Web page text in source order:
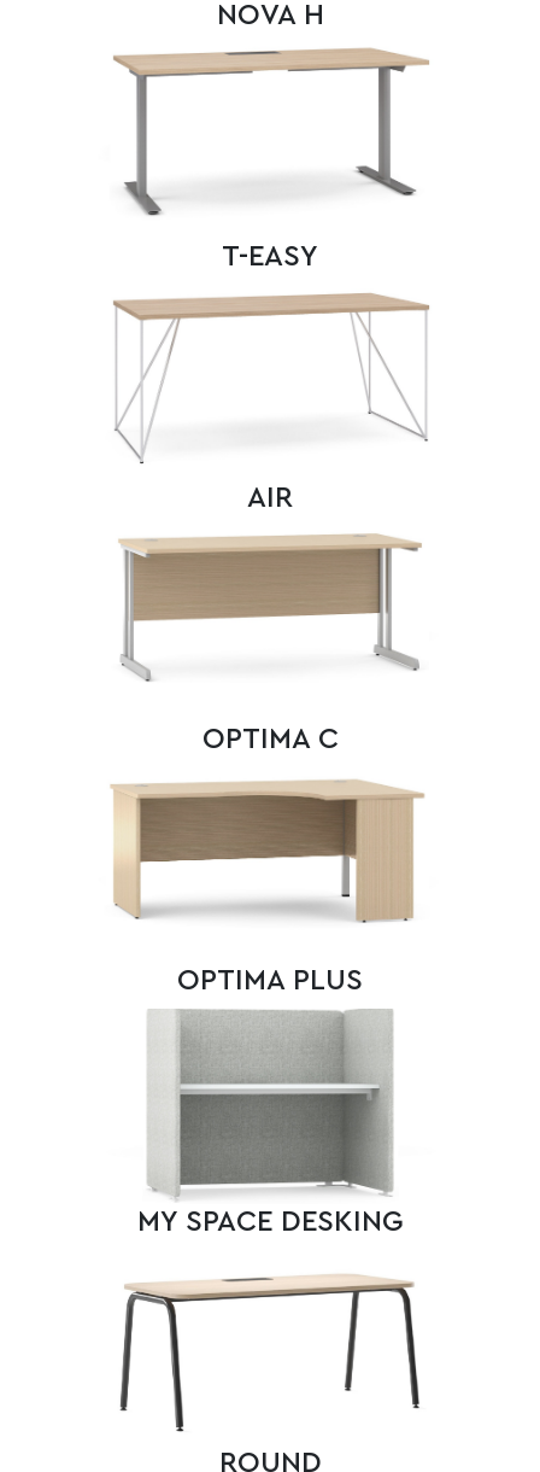
NOVA H
T-EASY
AIR
OPTIMA C
OPTIMA PLUS
MY SPACE DESKING
ROUND